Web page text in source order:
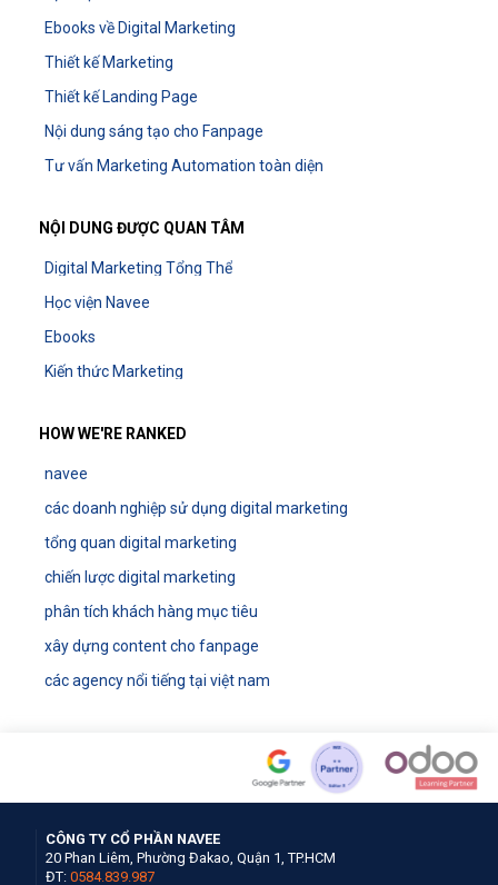
Ebooks về Digital Marketing
Thiết kế Marketing
Thiết kế Landing Page
Nội dung sáng tạo cho Fanpage
Tư vấn Marketing Automation toàn diện
NỘI DUNG ĐƯỢC QUAN TÂM
Digital Marketing Tổng Thể
Học viện Navee
Ebooks
Kiến thức Marketing
HOW WE'RE RANKED
navee
các doanh nghiệp sử dụng digital marketing
tổng quan digital marketing
chiến lược digital marketing
phân tích khách hàng mục tiêu
xây dựng content cho fanpage
các agency nổi tiếng tại việt nam
CÔNG TY CỔ PHẦN NAVEE
20 Phan Liêm, Phường Đakao, Quận 1, TP.HCM
ĐT: 0584.839.987